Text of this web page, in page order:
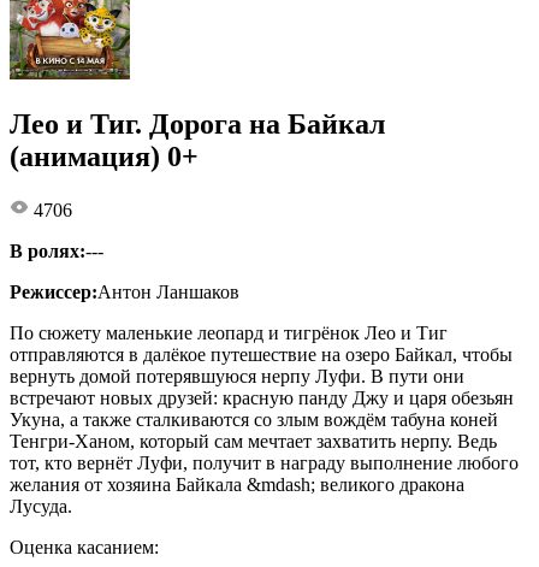
Лео и Тиг. Дорога на Байкал
(анимация) 0+
4706
В ролях:---
Режиссер:Антон Ланшаков
По сюжету маленькие леопард и тигрёнок Лео и Тиг
отправляются в далёкое путешествие на озеро Байкал, чтобы
вернуть домой потерявшуюся нерпу Луфи. В пути они
встречают новых друзей: красную панду Джу и царя обезьян
Укуна, а также сталкиваются со злым вождём табуна коней
Тенгри-Ханом, который сам мечтает захватить нерпу. Ведь
тот, кто вернёт Луфи, получит в награду выполнение любого
желания от хозяина Байкала &mdash; великого дракона
Лусуда.
Оценка касанием: